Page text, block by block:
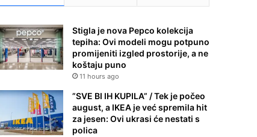
Stigla je nova Pepco kolekcija
tepiha: Ovi modeli mogu potpuno
promijeniti izgled prostorije, a ne
koštaju puno
11 hours ago
”SVE BI IH KUPILA” / Tek je počeo
august, a IKEA je već spremila hit
za jesen: Ovi ukrasi će nestati s
polica